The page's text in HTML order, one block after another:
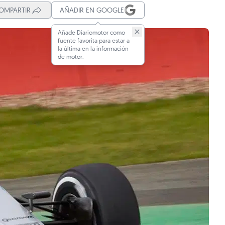
AÑADIR EN GOOGLE
Añade Diariomotor como
fuente favorita para estar a
la última en la información
de motor.